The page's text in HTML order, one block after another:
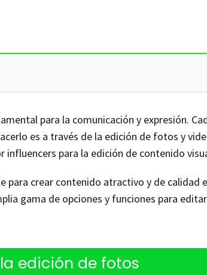
para la comunicación y expresión.
es a través de la edición de fotos y
para la edición de contenido
para crear contenido atractivo y de calidad
gama de opciones y funciones para
edición de fotos